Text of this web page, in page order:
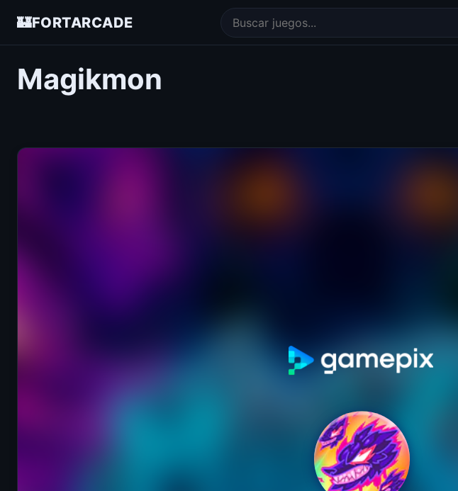
🏰FORTARCADE
Magikmon